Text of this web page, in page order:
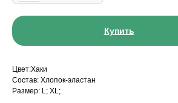
Купить
Цвет:Хаки
Состав: Хлопок-эластан
Размер: L; XL;